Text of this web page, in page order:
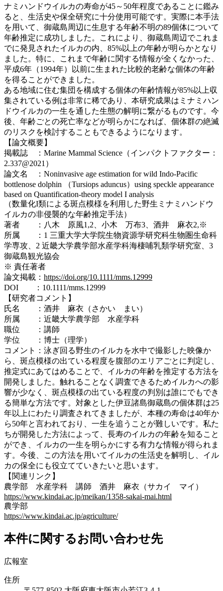
ナミハンドウイルカの寿命が45～50年程度であることに鑑み
ると、生活史や保全研究に十分使用可能です。実際に本手法
を用いて、御蔵島周辺に生息する年齢不明の89個体について
年齢推定に成功しました。これにより、御蔵島周辺でこれま
でに発見されたイルカの内、85%以上の年齢が明らかとなり
ました。特に、これまで年齢に関する情報が全くなかった、
平成6年（1994年）以前に生まれた比較的老齢な個体の年齢
を得ることができました。
ある地域に住む集団を構成する個体の年齢情報が85%以上収
集されている例は非常に稀であり、本研究成果はミナミハン
ドウイルカの一生を通した生態の解明に繋がるものです。今
後、年齢ごとの死亡率などが明らかになれば、個体群の絶滅
のリスクを検討することもできるようになります。
【論文概要】
掲載誌 ：Marine Mammal Science（インパクトファクター：
2.337@2021）
論文名 ：Noninvasive age estimation for wild Indo-Pacific
bottlenose dolphin （Tursiops aduncus）using speckle appearance
based on Quantification-theory model I analysis
（数量化I類による斑点模様を利用した野生ミナミハンドウ
イルカの非侵襲的な年齢推定手法）
著者 ：八木 原風1,2、小木 万布3、酒井 麻衣2,※
所属 ：1 三重大学大学院生物資源学研究科生物圏生命科
学専攻、2 近畿大学農学部水産学科海棲哺乳類学研究室、3
御蔵島観光協会
※ 責任著者
論文掲載： https://doi.org/10.1111/mms.12999
DOI ：10.1111/mms.12999
【研究者コメント】
氏名 ：酒井 麻衣（さかい まい）
所属 ：近畿大学農学部 水産学科
職位 ：講師
学位 ：博士（理学）
コメント：泳ぎ回る野生のイルカを水中で撮影した映像か
ら、斑点模様の出ている程度を腹部のエリアごとに判定し、
推定式にあてはめることで、イルカの年齢を推定する方法を
開発しました。触れることなく調査できるためイルカへの影
響が少なく、斑点模様の出ている程度の判別は誰にでもでき
る簡単な方法です。対象とした伊豆諸島御蔵島の個体群は25
年以上にわたり調査されてきましたが、本種の寿命は40年か
ら50年と言われており、一生を追うことが難しいです。私た
ちが開発した方法によって、長寿のイルカの年齢を知ること
ができ、イルカの一生を明らかにする有力な情報が得られま
す。今後、この方法を用いてイルカの生活史を解明し、イル
カの保全にも役立てていきたいと思います。
【関連リンク】
農学部 水産学科 講師 酒井 麻衣（サカイ マイ）
https://www.kindai.ac.jp/meikan/1358-sakai-mai.html
農学部
https://www.kindai.ac.jp/agriculture/
本件に関するお問い合わせ先
広報室
住所